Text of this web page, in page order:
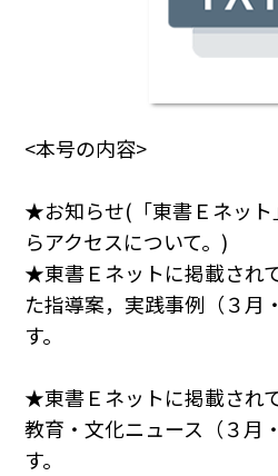
<本号の内容>
★お知らせ(「東書Ｅネット
らアクセスについて。)
★東書Ｅネットに掲載され
た指導案，実践事例（３月
す。
★東書Ｅネットに掲載され
教育・文化ニュース（３月
す。